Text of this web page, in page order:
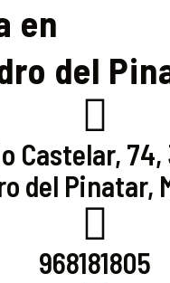
en
del
Castelar, 74,
del Pinatar,
968181805